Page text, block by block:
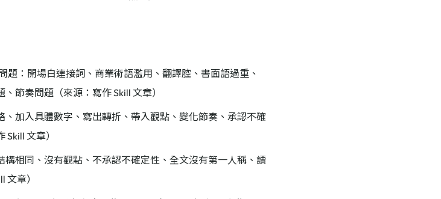
題：開場白連接詞、商業術語濫用、翻譯腔、書面語過重、
節奏問題（來源：寫作 Skill 文章）
加入具體數字、寫出轉折、帶入觀點、變化節奏、承認不確
文章）
相同、沒有觀點、不承認不確定性、全文沒有第一人稱、讀
文章）